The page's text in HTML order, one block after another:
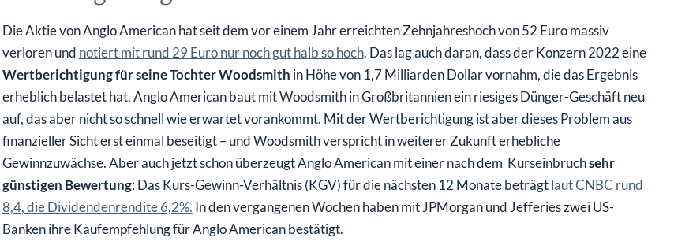
Die Aktie von Anglo American hat seit dem vor einem Jahr erreichten Zehnjahreshoch von 52 Euro massiv
verloren und
notiert mit rund 29 Euro nur noch gut halb so hoch
. Das lag auch daran, dass der Konzern 2022 eine
Wertberichtigung für seine Tochter Woodsmith in Höhe von 1,7 Milliarden Dollar vornahm, die das Ergebnis
erheblich belastet hat. Anglo American baut mit Woodsmith in Großbritannien ein riesiges Dünger-Geschäft neu
auf, das aber nicht so schnell wie erwartet vorankommt. Mit der Wertberichtigung ist aber dieses Problem aus
finanzieller Sicht erst einmal beseitigt – und Woodsmith verspricht in weiterer Zukunft erhebliche
Gewinnzuwächse. Aber auch jetzt schon überzeugt Anglo American mit einer nach dem Kurseinbruch
sehr
günstigen Bewertung
: Das Kurs-Gewinn-Verhältnis (KGV) für die nächsten 12 Monate beträgt laut CNBC rund
8,4, die Dividendenrendite 6,2%. In den vergangenen Wochen haben mit JPMorgan und Jefferies zwei US-
Banken ihre Kaufempfehlung für Anglo American bestätigt.